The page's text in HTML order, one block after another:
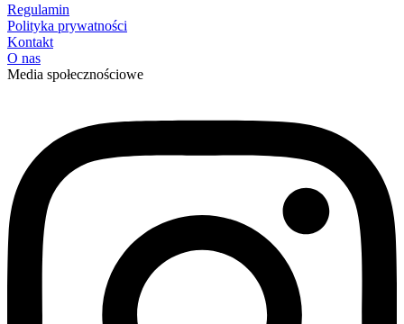
Regulamin
Polityka prywatności
Kontakt
O nas
Media społecznościowe